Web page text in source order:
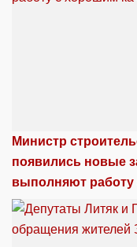
Министр
появились новые
выполняют работу